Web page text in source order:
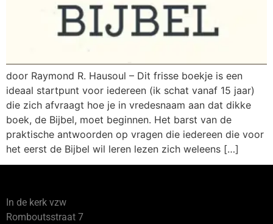
door Raymond R. Hausoul – Dit frisse boekje is een
ideaal startpunt voor iedereen (ik schat vanaf 15 jaar)
die zich afvraagt hoe je in vredesnaam aan dat dikke
boek, de Bijbel, moet beginnen. Het barst van de
praktische antwoorden op vragen die iedereen die voor
het eerst de Bijbel wil leren lezen zich weleens […]
In de kerk vzw
Romboutsstraat 7